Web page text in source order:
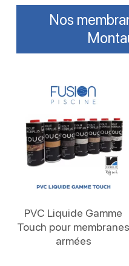
Nos
PVC Liquide Gamme
Touch pour membranes
armées